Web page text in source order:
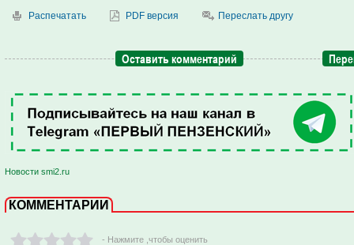
Распечатать PDF версия Переслать другу
Оставить комментарий
Новости smi2.ru
КОММЕНТАРИИ
- Нажмите ,чтобы оценить